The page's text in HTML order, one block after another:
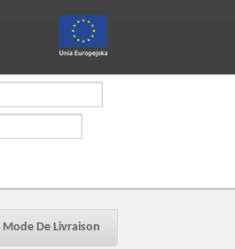
Mode De Livraison